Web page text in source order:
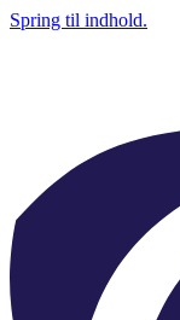
Spring til indhold.